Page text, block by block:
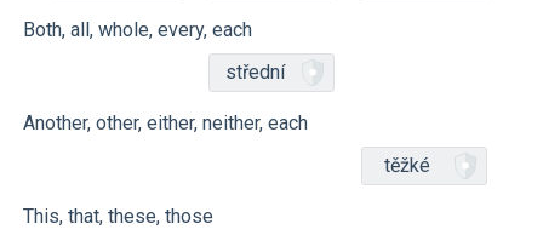
Both, all, whole, every, each
střední
Another, other, either, neither, each
těžké
This, that, these, those